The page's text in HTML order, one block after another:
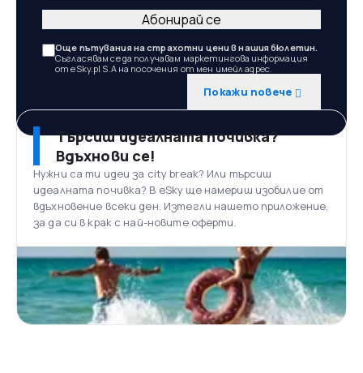
Още пътувания на страхотни цени в нашия бюлетин.
Съгласявам се да получавам маркетингова информация
от eSky.pl S.A на посочения от мен имейл адрес.
Покажи повече
Абонирай се
Търсиш идеалната почивка?
Вдъхнови се!
Нужни са ти идеи за city break? Или търсиш
идеалната почивка? В eSky ще намериш изобилие от
вдъхновение всеки ден. Изтегли нашето приложение,
за да си в крак с най-новите оферти.